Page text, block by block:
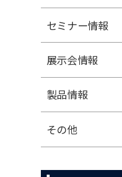
セミナー情報
展⽰会情報
製品情報
その他